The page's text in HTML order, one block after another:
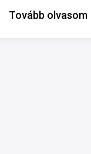
Tovább olvasom